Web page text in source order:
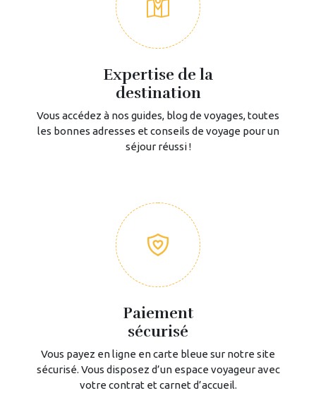
Expertise de la
destination
Vous accédez à nos guides, blog de voyages, toutes
les bonnes adresses et conseils de voyage pour un
séjour réussi !
Paiement
sécurisé
Vous payez en ligne en carte bleue sur notre site
sécurisé. Vous disposez d’un espace voyageur avec
votre contrat et carnet d’accueil.